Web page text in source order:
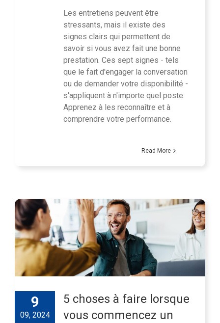
Les entretiens peuvent être
stressants, mais il existe des
signes clairs qui permettent de
savoir si vous avez fait une bonne
prestation. Ces sept signes - tels
que le fait d'engager la conversation
ou de demander votre disponibilité -
s'appliquent à n'importe quel poste.
Apprenez à les reconnaître et à
comprendre votre performance.
Read More
9
09, 2024
5 choses à faire lorsque
vous commencez un